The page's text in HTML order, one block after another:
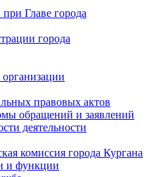
Главе города
города
правовых актов
обращений и заявлений
деятельности
комиссия города Кургана
и функции